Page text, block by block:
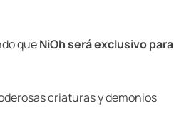
queNiOh será exclusivo para
criaturas y demonios